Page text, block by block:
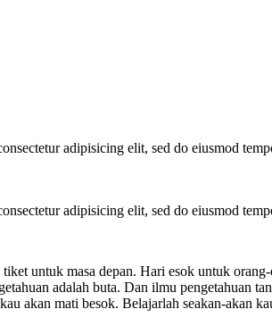
adipisicing elit, sed do eiusmod
adipisicing elit, sed do eiusmod
untuk masa depan. Hari esok untuk
adalah buta. Dan ilmu pengetahuan
akan mati besok. Belajarlah seakan-akan